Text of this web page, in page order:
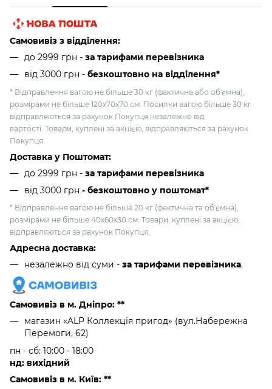
Самовивіз з відділення:
до 2999 грн - за тарифами перевізника
від 3000 грн - безкоштовно на відділення*
* Відправлення вагою не більше 30 кг (фактична або об'ємна),
розмірами не більше 120х70х70 см. Посилки вагою більше 30 кг
відправляються за рахунок Покупця незалежно від
вартості. Товари, куплені за акцією, відправляються за рахунок
Покупця.
Доставка у Поштомат:
до 2999 грн - за тарифами перевізника
від 3000 грн - безкоштовно у поштомат*
* Відправлення вагою не більше 20 кг (фактична та об'ємна),
розмірами не більше 40х60х30 см. Товари, куплені за акцією,
відправляються за рахунок Покупця.
Адресна доставка:
незалежно від суми - за тарифами перевізника.
Самовивіз в м. Дніпро: **
магазин «ALP Коллекція пригод» (вул.Набережна
Перемоги, 62)
пн - сб: 10:00 - 18:00
нд: вихідний
Самовивіз в м. Київ: **